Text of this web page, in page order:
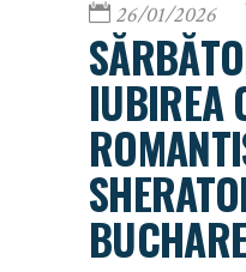
26/01/2026
IUBIREA